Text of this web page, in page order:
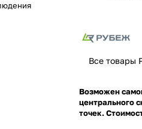
Все товары
Возможен
центрального
точек.